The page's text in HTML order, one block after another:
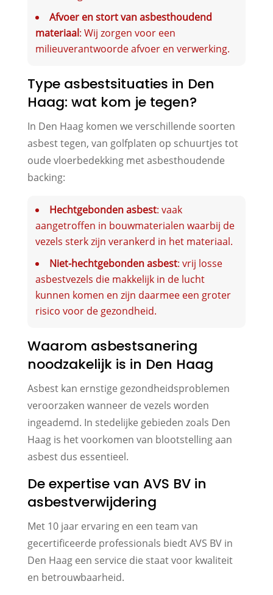
Afvoer en stort van asbesthoudend
materiaal: Wij zorgen voor een
milieuverantwoorde afvoer en verwerking.
Type asbestsituaties in Den
Haag: wat kom je tegen?
In Den Haag komen we verschillende soorten
asbest tegen, van golfplaten op schuurtjes tot
oude vloerbedekking met asbesthoudende
backing:
Hechtgebonden asbest: vaak
aangetroffen in bouwmaterialen waarbij de
vezels sterk zijn verankerd in het materiaal.
Niet-hechtgebonden asbest: vrij losse
asbestvezels die makkelijk in de lucht
kunnen komen en zijn daarmee een groter
risico voor de gezondheid.
Waarom asbestsanering
noodzakelijk is in Den Haag
Asbest kan ernstige gezondheidsproblemen
veroorzaken wanneer de vezels worden
ingeademd. In stedelijke gebieden zoals Den
Haag is het voorkomen van blootstelling aan
asbest dus essentieel.
De expertise van AVS BV in
asbestverwijdering
Met 10 jaar ervaring en een team van
gecertificeerde professionals biedt AVS BV in
Den Haag een service die staat voor kwaliteit
en betrouwbaarheid.